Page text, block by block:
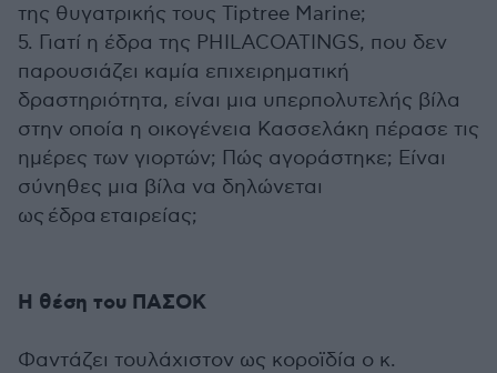
της θυγατρικής τους Tiptree Marine;
5. Γιατί η έδρα της PHILACOATINGS, που δεν
παρουσιάζει καμία επιχειρηματική
δραστηριότητα, είναι μια υπερπολυτελής βίλα
στην οποία η οικογένεια Κασσελάκη πέρασε τις
ημέρες των γιορτών; Πώς αγοράστηκε; Είναι
σύνηθες μια βίλα να δηλώνεται
ως έδρα εταιρείας;
Η θέση του ΠΑΣΟΚ
Φαντάζει τουλάχιστον ως κοροϊδία ο κ.